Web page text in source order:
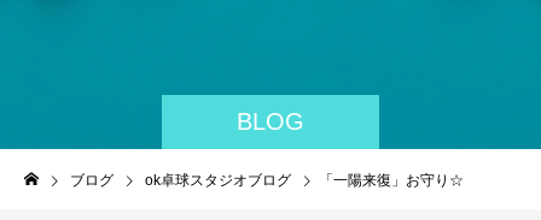
BLOG
ブログ ok卓球スタジオブログ 「一陽来復」お守り☆